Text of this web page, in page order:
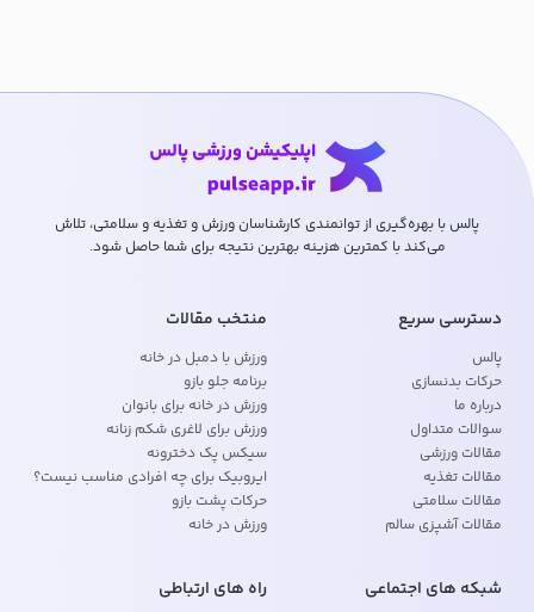
پالس با بهره‌گیری از توانمندی کارشناسان ورزش و تغذیه و سلامتی، تلاش
می‌کند با کمترین هزینه بهترین نتیجه برای شما حاصل شود.
دسترسی سریع
پالس
حرکات بدنسازی
درباره ما
سوالات متداول
مقالات ورزشی
مقالات تغذیه
مقالات سلامتی
مقالات آشپزی سالم
منتخب مقالات
ورزش با دمبل در خانه
برنامه جلو بازو
ورزش در خانه برای بانوان
ورزش برای لاغری شکم زنانه
سیکس پک دخترونه
ایروبیک برای چه افرادی مناسب نیست؟
حرکات پشت بازو
ورزش در خانه
شبکه های اجتماعی راه های ارتباطی